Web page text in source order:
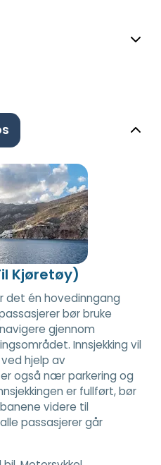
Kjøretøy)
det én hovedinngang
bør bruke
gjennom
Innsjekking vil
hjelp av
også nær parkering og
er fullført, bør
videre til
passasjerer går